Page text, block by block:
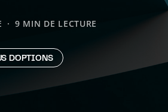
9 MIN DE LECTURE
D`OPTIONS